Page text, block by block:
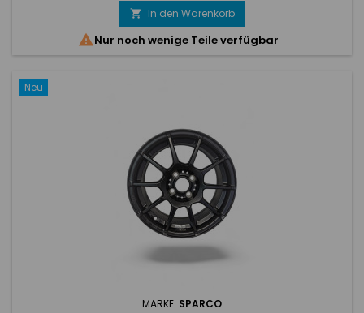
 In den Warenkorb
Nur noch wenige Teile verfügbar
Neu
MARKE: SPARCO